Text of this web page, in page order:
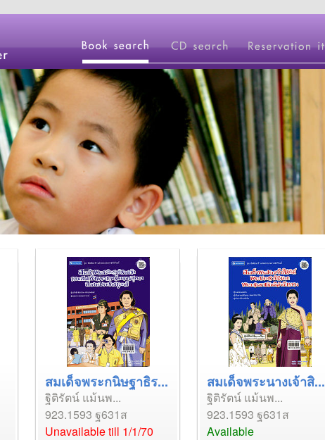
สมเด็จพระกนิษฐาธิร...
ฐิติรัตน์ แม้นพ...
923.1593 ฐ631ส
Unavailable till 1/1/70
สมเด็จพระนางเจ้าสิ...
ฐิติรัตน์ แม้นพ...
923.1593 ฐ631ส
Available